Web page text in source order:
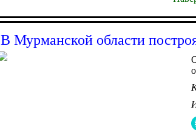
В Мурманской области